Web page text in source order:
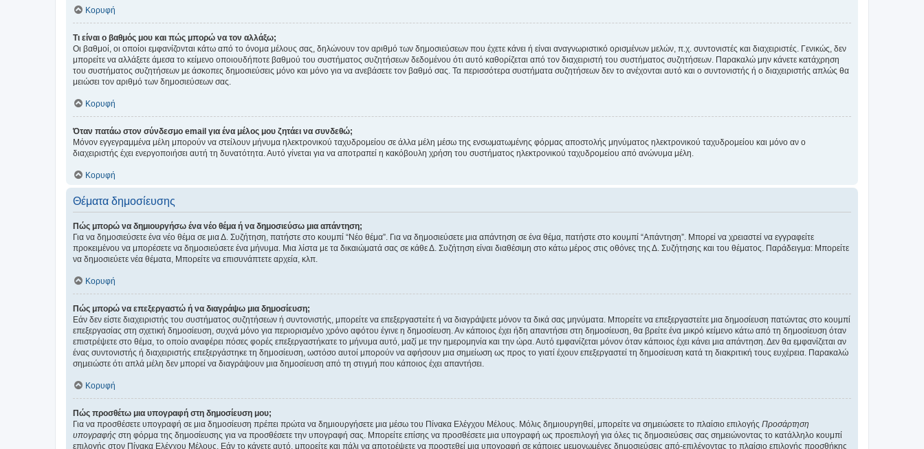
Κορυφή
Τι είναι ο βαθμός μου και πώς μπορώ να τον αλλάξω;
Οι βαθμοί, οι οποίοι εμφανίζονται κάτω από το όνομα μέλους σας, δηλώνουν τον αριθμό των δημοσιεύσεων που έχετε κάνει ή είναι αναγνωριστικό ορισμένων μελών, π.χ. συντονιστές και διαχειριστές. Γενικώς, δεν
μπορείτε να αλλάξετε άμεσα το κείμενο οποιουδήποτε βαθμού του συστήματος συζητήσεων δεδομένου ότι αυτό καθορίζεται από τον διαχειριστή του συστήματος συζητήσεων. Παρακαλώ μην κάνετε κατάχρηση
του συστήματος συζητήσεων με άσκοπες δημοσιεύσεις μόνο και μόνο για να ανεβάσετε τον βαθμό σας. Τα περισσότερα συστήματα συζητήσεων δεν το ανέχονται αυτό και ο συντονιστής ή ο διαχειριστής απλώς θα
μειώσει τον αριθμό των δημοσιεύσεων σας.
Κορυφή
Όταν πατάω στον σύνδεσμο email για ένα μέλος μου ζητάει να συνδεθώ;
Μόνον εγγεγραμμένα μέλη μπορούν να στείλουν μήνυμα ηλεκτρονικού ταχυδρομείου σε άλλα μέλη μέσω της ενσωματωμένης φόρμας αποστολής μηνύματος ηλεκτρονικού ταχυδρομείου και μόνο αν ο
διαχειριστής έχει ενεργοποιήσει αυτή τη δυνατότητα. Αυτό γίνεται για να αποτραπεί η κακόβουλη χρήση του συστήματος ηλεκτρονικού ταχυδρομείου από ανώνυμα μέλη.
Κορυφή
Θέματα δημοσίευσης
Πώς μπορώ να δημιουργήσω ένα νέο θέμα ή να δημοσιεύσω μια απάντηση;
Για να δημοσιεύσετε ένα νέο θέμα σε μια Δ. Συζήτηση, πατήστε στο κουμπί “Νέο θέμα”. Για να δημοσιεύσετε μια απάντηση σε ένα θέμα, πατήστε στο κουμπί “Απάντηση”. Μπορεί να χρειαστεί να εγγραφείτε
προκειμένου να μπορέσετε να δημοσιεύσετε ένα μήνυμα. Μια λίστα με τα δικαιώματά σας σε κάθε Δ. Συζήτηση είναι διαθέσιμη στο κάτω μέρος στις οθόνες της Δ. Συζήτησης και του θέματος. Παράδειγμα: Μπορείτε
να δημοσιεύετε νέα θέματα, Μπορείτε να επισυνάπτετε αρχεία, κλπ.
Κορυφή
Πώς μπορώ να επεξεργαστώ ή να διαγράψω μια δημοσίευση;
Εάν δεν είστε διαχειριστής του συστήματος συζητήσεων ή συντονιστής, μπορείτε να επεξεργαστείτε ή να διαγράψετε μόνον τα δικά σας μηνύματα. Μπορείτε να επεξεργαστείτε μια δημοσίευση πατώντας στο κουμπί
επεξεργασίας στη σχετική δημοσίευση, συχνά μόνο για περιορισμένο χρόνο αφότου έγινε η δημοσίευση. Αν κάποιος έχει ήδη απαντήσει στη δημοσίευση, θα βρείτε ένα μικρό κείμενο κάτω από τη δημοσίευση όταν
επιστρέψετε στο θέμα, το οποίο αναφέρει πόσες φορές επεξεργαστήκατε το μήνυμα αυτό, μαζί με την ημερομηνία και την ώρα. Αυτό εμφανίζεται μόνον όταν κάποιος έχει κάνει μια απάντηση. Δεν θα εμφανίζεται αν
ένας συντονιστής ή διαχειριστής επεξεργάστηκε τη δημοσίευση, ωστόσο αυτοί μπορούν να αφήσουν μια σημείωση ως προς το γιατί έχουν επεξεργαστεί τη δημοσίευση κατά τη διακριτική τους ευχέρεια. Παρακαλώ
σημειώστε ότι απλά μέλη δεν μπορεί να διαγράψουν μια δημοσίευση από τη στιγμή που κάποιος έχει απαντήσει.
Κορυφή
Πώς προσθέτω μια υπογραφή στη δημοσίευση μου;
Για να προσθέσετε υπογραφή σε μια δημοσίευση πρέπει πρώτα να δημιουργήσετε μια μέσω του Πίνακα Ελέγχου Μέλους. Μόλις δημιουργηθεί, μπορείτε να σημειώσετε το πλαίσιο επιλογής Προσάρτηση
υπογραφής στη φόρμα της δημοσίευσης για να προσθέσετε την υπογραφή σας. Μπορείτε επίσης να προσθέσετε μια υπογραφή ως προεπιλογή για όλες τις δημοσιεύσεις σας σημειώνοντας το κατάλληλο κουμπί
επιλογής στον Πίνακα Ελέγχου Μέλους. Εάν το κάνετε αυτό, μπορείτε και πάλι να αποτρέψετε να προστεθεί μια υπογραφή σε κάποιες μεμονωμένες δημοσιεύσεις από-επιλέγοντας το πλαίσιο επιλογής προσθήκης